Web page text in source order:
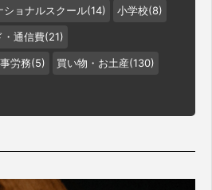
ショナルスクール(14) 小学校(8)
・通信費(21)
事労務(5) 買い物・お土産(130)